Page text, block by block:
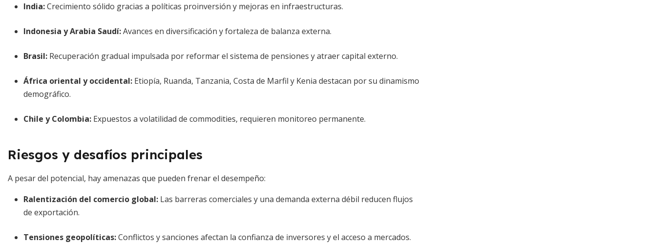
India:Crecimiento sólido gracias a políticas proinversión y mejoras en infraestructuras.
Indonesia y Arabia Saudí:Avances en diversificación y fortaleza de balanza externa.
Brasil: Recuperación gradual impulsada por reformar el sistema de pensiones y atraer capital externo.
África oriental y occidental: Etiopía, Ruanda, Tanzania, Costa de Marfil y Kenia destacan por su dinamismo
demográfico.
Chile y Colombia: Expuestos a volatilidad de commodities, requieren monitoreo permanente.
Riesgos y desafíos principales
A pesar del potencial, hay amenazas que pueden frenar el desempeño:
Ralentización del comercio global: Las barreras comerciales y una demanda externa débil reducen flujos
de exportación.
Tensiones geopolíticas:Conflictos y sanciones afectan la confianza de inversores y el acceso a mercados.